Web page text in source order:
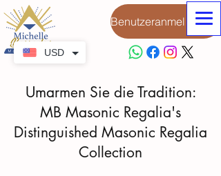
Benutzeranmeldung
Umarmen Sie die Tradition:
MB Masonic Regalia's
Distinguished Masonic Regalia
Collection
USD